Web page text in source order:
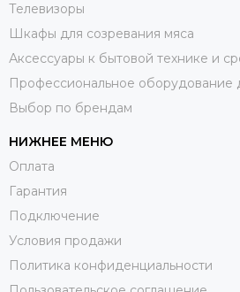
Телевизоры
Шкафы для созревания мяса
Аксессуары к бытовой технике и
Профессиональное оборудование
Выбор по брендам
НИЖНЕЕ МЕНЮ
Оплата
Гарантия
Подключение
Условия продажи
Политика конфиденциальности